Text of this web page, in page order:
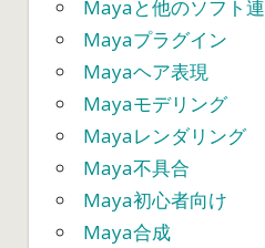
Mayaと他のソフト
Mayaプラグイン
Mayaヘア表現
Mayaモデリング
Mayaレンダリング
Maya不具合
Maya初心者向け
Maya合成